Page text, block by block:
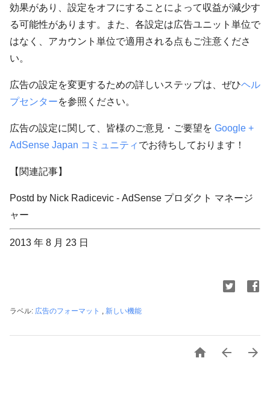
効果があり、設定をオフにすることによって収益が減少す
る可能性があります。また、各設定は広告ユニット単位で
はなく、アカウント単位で適用される点もご注意くださ
い。
広告の設定を変更するための詳しいステップは、ぜひヘル
プセンターを参照ください。
広告の設定に関して、皆様のご意見・ご要望を Google +
AdSense Japan コミュニティ でお待ちしております！
【関連記事】
Postd by Nick Radicevic - AdSense プロダクト マネージ
ャー
2013 年 8 月 23 日
ラベル: 広告のフォーマット , 新しい機能
  